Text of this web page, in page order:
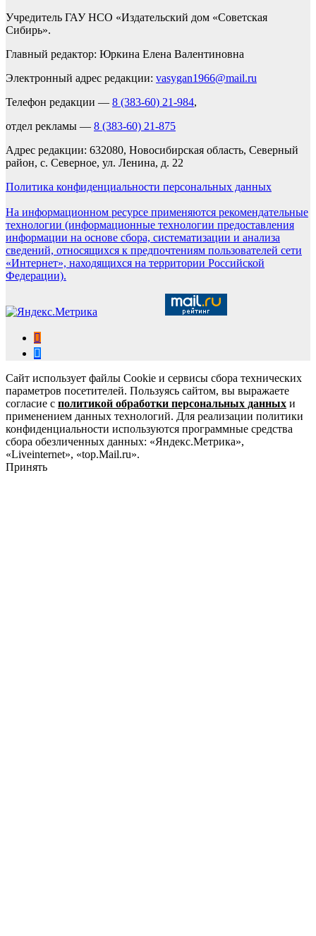
Учредитель ГАУ НСО «Издательский дом «Советская
Сибирь».
Главный редактор: Юркина Елена Валентиновна
Электронный адрес редакции: vasygan1966@mail.ru
Телефон редакции — 8 (383-60) 21-984,
отдел рекламы — 8 (383-60) 21-875
Адрес редакции: 632080, Новосибирская область, Северный
район, с. Северное, ул. Ленина, д. 22
Политика конфиденциальности персональных данных
На информационном ресурсе применяются рекомендательные
технологии (информационные технологии предоставления
информации на основе сбора, систематизации и анализа
сведений, относящихся к предпочтениям пользователей сети
«Интернет», находящихся на территории Российской
Федерации).
Сайт использует файлы Cookie и сервисы сбора технических
параметров посетителей. Пользуясь сайтом, вы выражаете
согласие с политикой обработки персональных данных и
применением данных технологий. Для реализации политики
конфиденциальности используются программные средства
сбора обезличенных данных: «Яндекс.Метрика»,
«Liveinternet», «top.Mail.ru».
Принять